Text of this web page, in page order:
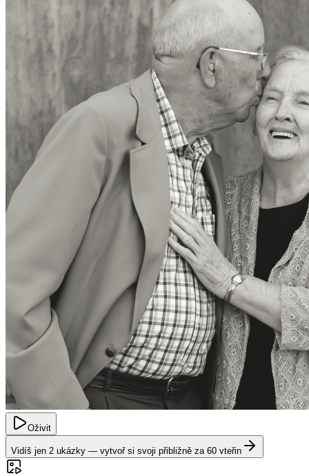
Oživit
Vidíš jen 2 ukázky — vytvoř si svoji přibližně za 60 vteřin